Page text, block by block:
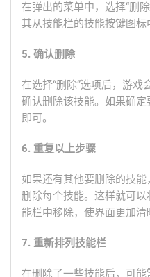
在弹出的菜单中，选择“删
其从技能栏的技能按键图标
5. 确认删除
在选择“删除”选项后，游
确认删除该技能。如果确定
即可。
6. 重复以上步骤
如果还有其他要删除的技
删除每个技能。这样就可
能栏中移除，使界面更加清
7. 重新排列技能栏
在删除了一些技能后，可